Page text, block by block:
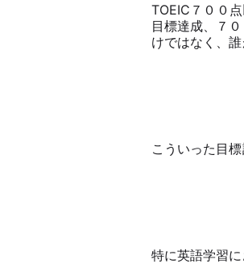
TOEIC７００
目標達成、７
けではなく、
こういった目
特に英語学習